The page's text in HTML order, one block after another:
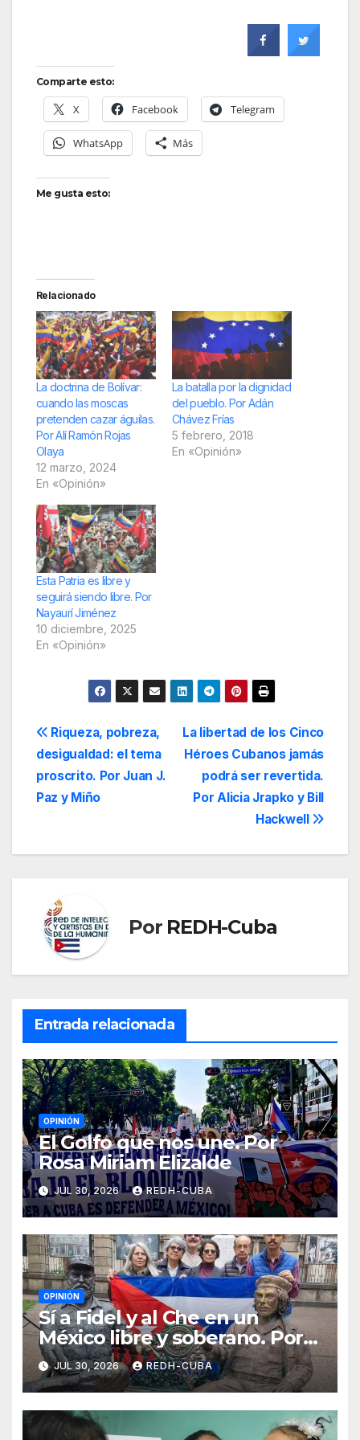
Comparte esto:
X Facebook Telegram
WhatsApp Más
Me gusta esto:
Relacionado
La doctrina de Bolívar:
cuando las moscas
pretenden cazar águilas.
Por Alí Ramón Rojas
Olaya
12 marzo, 2024
En «Opinión»
La batalla por la dignidad
del pueblo. Por Adán
Chávez Frías
5 febrero, 2018
En «Opinión»
Esta Patria es libre y
seguirá siendo libre. Por
Nayaurí Jiménez
10 diciembre, 2025
En «Opinión»
Navegación
de
entradas
La libertad de los Cinco
Héroes Cubanos jamás
podrá ser revertida.
Por Alicia Jrapko y Bill
Hackwell
Riqueza, pobreza,
desigualdad: el tema
proscrito. Por Juan J.
Paz y Miño
Por REDH-Cuba
Entrada relacionada
OPINIÓN
El Golfo que nos une. Por
Rosa Miriam Elizalde
JUL 30, 2026 REDH-CUBA
OPINIÓN
Sí a Fidel y al Che en un
México libre y soberano. Por
Luis Manuel Arce Issac
JUL 30, 2026 REDH-CUBA